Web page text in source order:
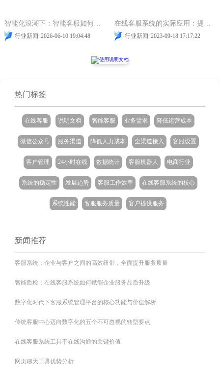
智能化浪潮下：智能客服如何重塑企业客户服务新生态
行业新闻 2026-06-10 19:04:48
在线客服系统的实际应用：提高客户满意度的秘诀
行业新闻 2023-09-18 17:17:22
热门标签
在线客服 说明文档 智能客服 业务需求 降低运营成本
微信公众号 服务渠道 降低人力成本 全渠道接入 客服设置
客户管理 24小时在线 数据统计 客服机器人 电商行业
系统的稳定性 发展趋势 客服工作效率 在线客服系统的核心
系统性能 客服服务质量 客户提供服务
新闻推荐
‌客服系统：企业与客户之间的高效纽带，全面提升服务质量
智能质检：在线客服系统如何赋能企业服务品质升级
数字化时代下客服系统管理平台的核心功能与价值解析
传统客服中心迈向数字化的五个不可忽视的转型要点
在线客服系统工具于在线沟通的关键价值
网页聊天工具优势分析